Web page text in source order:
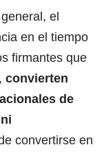
el
en el tiempo
firmantes que
convierten
de
convertirse en